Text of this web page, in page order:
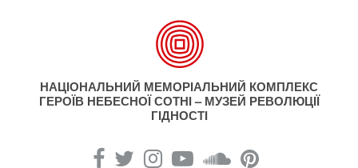
НАЦІОНАЛЬНИЙ МЕМОРІАЛЬНИЙ КОМПЛЕКС
ГЕРОЇВ НЕБЕСНОЇ СОТНІ – МУЗЕЙ РЕВОЛЮЦІЇ
ГІДНОСТІ